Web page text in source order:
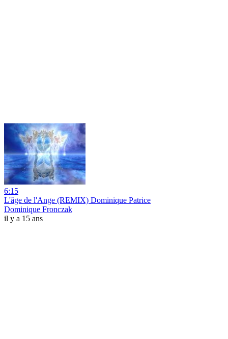
6:15
L'âge de l'Ange (REMIX) Dominique Patrice
Dominique Fronczak
il y a 15 ans